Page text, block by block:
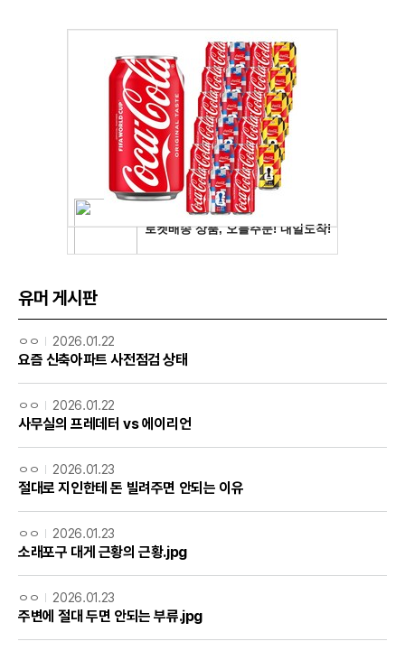
유머 게시판
ㅇㅇ 2026.01.22
요즘 신축아파트 사전점검 상태
ㅇㅇ 2026.01.22
사무실의 프레데터 vs 에이리언
ㅇㅇ 2026.01.23
절대로 지인한테 돈 빌려주면 안되는 이유
ㅇㅇ 2026.01.23
소래포구 대게 근황의 근황.jpg
ㅇㅇ 2026.01.23
주변에 절대 두면 안되는 부류.jpg